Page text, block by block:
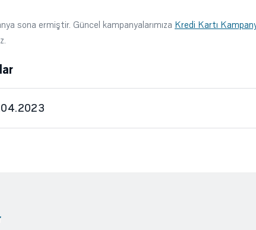
sona ermiştir. Güncel kampanyalarımıza Kredi Kartı